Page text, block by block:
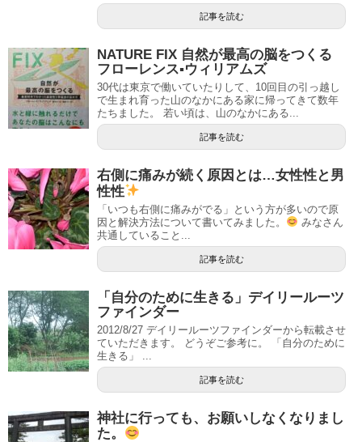
記事を読む
NATURE FIX 自然が最高の脳をつくる
フローレンス▪ウィリアムズ
30代は東京で働いていたりして、10回目の引っ越し
で生まれ育った山のなかにある家に帰ってきて数年
たちました。 若い頃は、山のなかにある...
記事を読む
右側に痛みが続く原因とは…女性性と男
性性
「いつも右側に痛みがでる」という方が多いので原
因と解決方法について書いてみました。
みなさん
共通していること...
記事を読む
「自分のために生きる」デイリールーツ
ファインダー
2012/8/27 デイリールーツファインダーから転載させ
ていただきます。 どうぞご参考に。 「自分のために
生きる」 ...
記事を読む
神社に行っても、お願いしなくなりまし
た。